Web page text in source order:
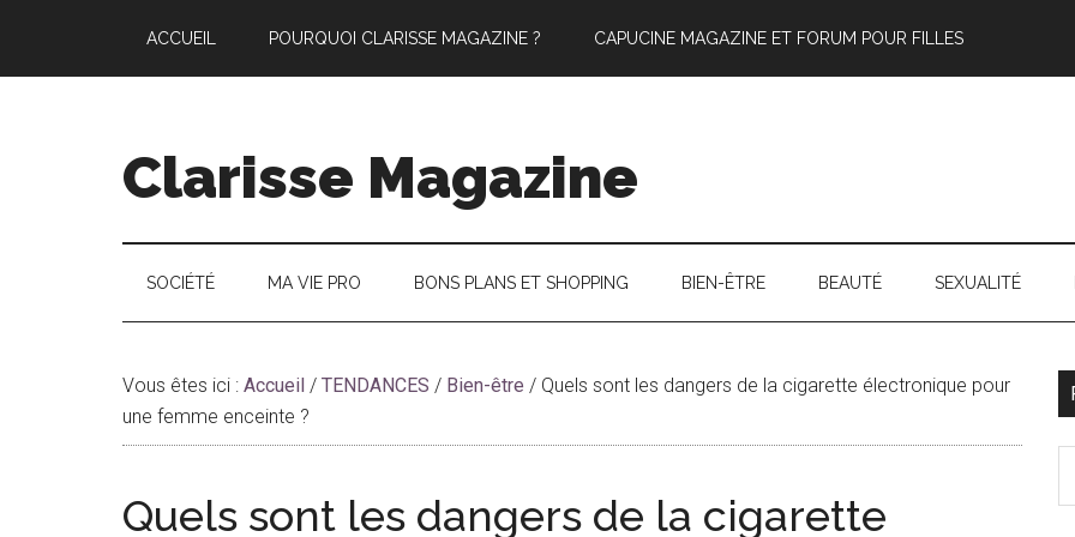
contenu
secondary
la
ACCUEIL POURQUOI CLARISSE MAGAZINE ? CAPUCINE MAGAZINE ET FORUM POUR FILLES
Clarisse Magazine
SOCIÉTÉ MA VIE PRO BONS PLANS ET SHOPPING BIEN-ÊTRE BEAUTÉ SEXUALITÉ
Vous êtes ici : Accueil / TENDANCES / Bien-être / Quels sont les dangers de la cigarette électronique pour
une femme enceinte ?
Quels sont les dangers de la cigarette